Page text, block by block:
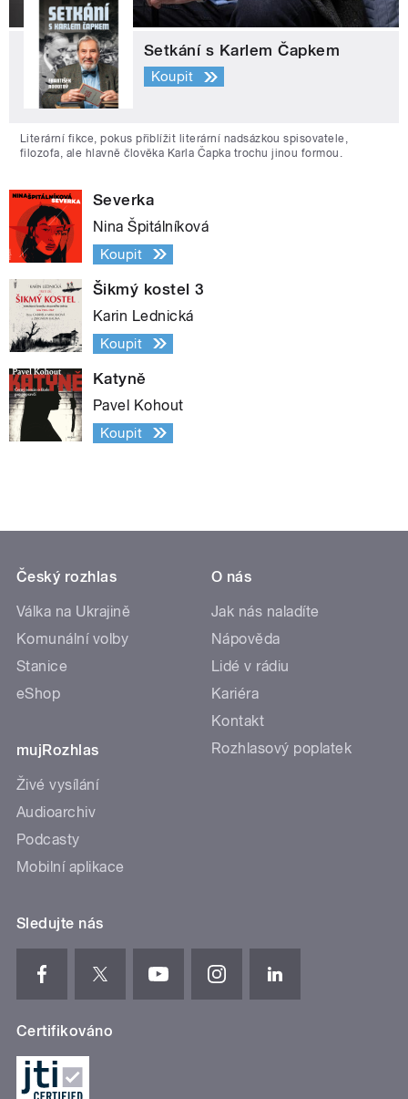
Setkání s Karlem Čapkem
Koupit
Literární fikce, pokus přiblížit literární nadsázkou spisovatele,
filozofa, ale hlavně člověka Karla Čapka trochu jinou formou.
Severka
Nina Špitálníková
Koupit
Šikmý kostel 3
Karin Lednická
Koupit
Katyně
Pavel Kohout
Koupit
Český rozhlas
Válka na Ukrajině
Komunální volby
Stanice
eShop
mujRozhlas
Živé vysílání
Audioarchiv
Podcasty
Mobilní aplikace
O nás
Jak nás naladíte
Nápověda
Lidé v rádiu
Kariéra
Kontakt
Rozhlasový poplatek
Sledujte nás
Certifikováno